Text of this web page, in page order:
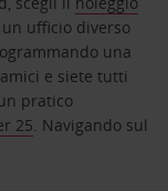
un ufficio diverso
una
e siete tutti
pratico
25. Navigando sul